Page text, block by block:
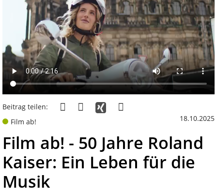
Beitrag teilen:
Film ab!
18.10.2025
Film ab! - 50 Jahre Roland
Kaiser: Ein Leben für die
Musik